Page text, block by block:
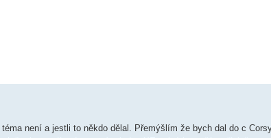
není a jestli to někdo dělal. Přemýšlím že bych dal do c